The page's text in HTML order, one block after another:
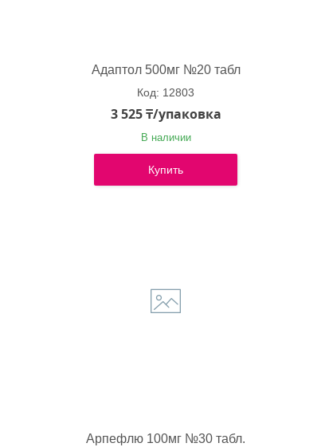
Адаптол 500мг №20 табл
12803
3 525 ₸/упаковка
В наличии
Купить
Арпефлю 100мг №30 табл.